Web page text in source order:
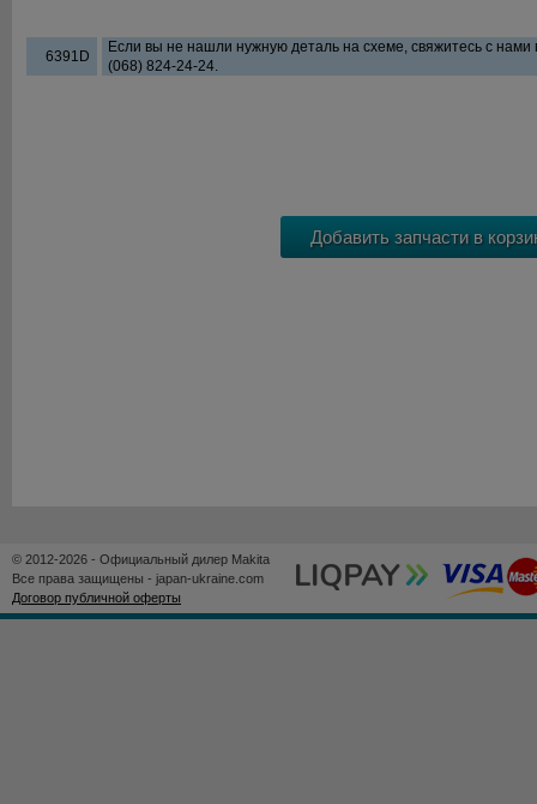
6391D
Если вы не нашли нужную деталь на схеме, свяжитесь с
(068) 824-24-24.
© 2012-2026 - Официальный дилер Makita
Все права защищены - japan-ukraine.com
Договор публичной оферты